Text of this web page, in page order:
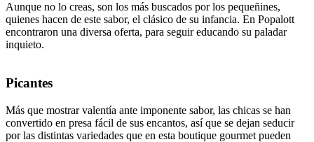
Aunque no lo creas, son los más buscados por los pequeñines,
quienes hacen de este sabor, el clásico de su infancia. En Popalott
encontraron una diversa oferta, para seguir educando su paladar
inquieto.
Picantes
Más que mostrar valentía ante imponente sabor, las chicas se han
convertido en presa fácil de sus encantos, así que se dejan seducir
por las distintas variedades que en esta boutique gourmet pueden